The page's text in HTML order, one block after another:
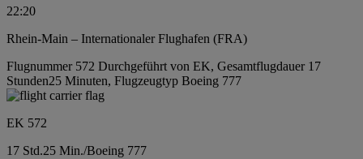
22:20
Rhein-Main – Internationaler Flughafen (FRA)
Flugnummer 572 Durchgeführt von EK, Gesamtflugdauer 17
Stunden25 Minuten, Flugzeugtyp Boeing 777
EK 572
17 Std.25 Min./Boeing 777